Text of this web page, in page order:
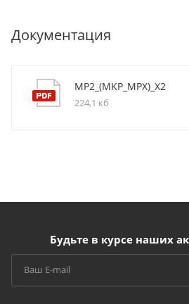
Документация
MP2_(MKP_MPX)_X2
224,1 кб
Будьте в курсе наших